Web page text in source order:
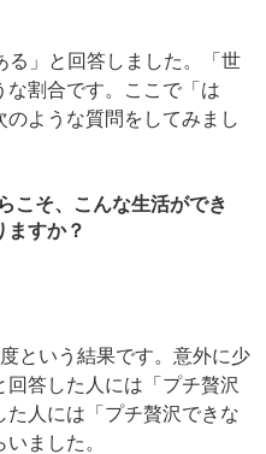
る」と回答しました。「世
割合です。ここで「は
ような質問をしてみまし
そ、こんな生活ができ
ますか？
という結果です。意外に少
答した人には「プチ贅沢
た人には「プチ贅沢できな
ました。